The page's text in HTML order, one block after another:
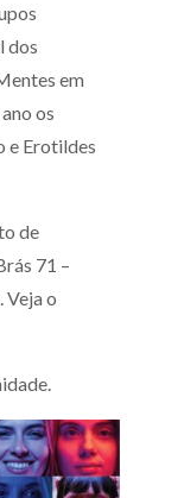
dos
em
os
e Erotildes
de
71 –
Veja o